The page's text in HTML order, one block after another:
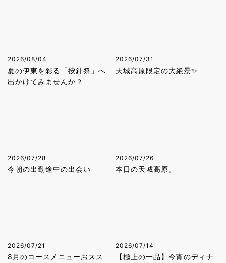
2026/08/04
夏の伊東を彩る「按針祭」へ
出かけてみませんか？
2026/07/31
天城高原限定の大絶景✨
2026/07/28
今朝の出勤途中の出会い
2026/07/26
本日の天城高原。
2026/07/21
8月のコースメニューおスス
2026/07/14
【極上の一品】今宵のディナ